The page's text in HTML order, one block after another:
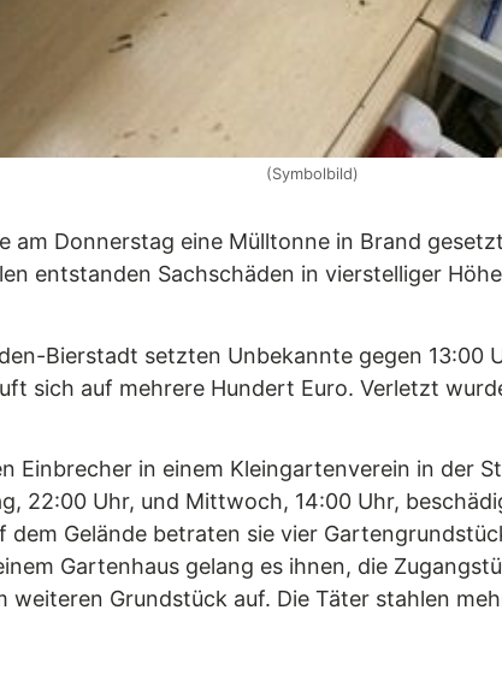
(Symbolbild)
am Donnerstag eine Mülltonne in Brand
entstanden Sachschäden in vierstelliger
Bierstadt setzten Unbekannte gegen 13:00
sich auf mehrere Hundert Euro. Verletzt
Einbrecher in einem Kleingartenverein in der
22:00 Uhr, und Mittwoch, 14:00 Uhr,
dem Gelände betraten sie vier
Gartenhaus gelang es ihnen, die
weiteren Grundstück auf. Die Täter stahlen